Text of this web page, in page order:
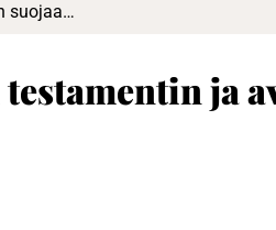
Yritysvarallisuuden suojaaminen testamentin ja avioehdon avulla
ja